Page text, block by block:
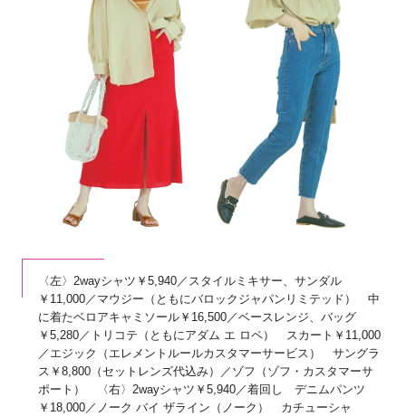
〈左〉2wayシャツ￥5,940／スタイルミキサー、サンダル
￥11,000／マウジー（ともにバロックジャパンリミテッド） 中
に着たベロアキャミソール￥16,500／ベースレンジ、バッグ
￥5,280／トリコテ（ともにアダム エ ロペ） スカート￥11,000
／エジック（エレメントルールカスタマーサービス） サングラ
ス￥8,800（セットレンズ代込み）／ゾフ（ゾフ・カスタマーサ
ポート） 〈右〉2wayシャツ￥5,940／着回し デニムパンツ
￥18,000／ノーク バイ ザライン（ノーク） カチューシャ